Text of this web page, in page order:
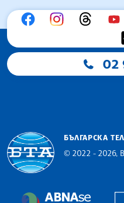
02
БЪЛГАРСКА
© 2022 - 2026,
The